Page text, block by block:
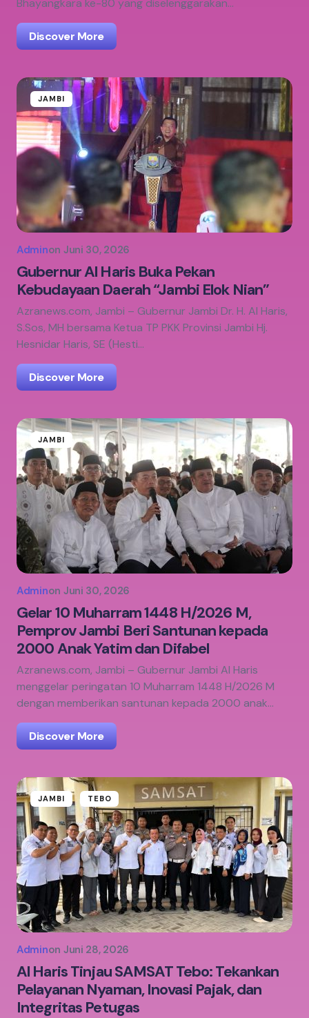
Bhayangkara ke-80 yang diselenggarakan…
Discover More
JAMBI
Adminon Juni 30, 2026
Gubernur Al Haris Buka Pekan
Kebudayaan Daerah “Jambi Elok Nian”
Azranews.com, Jambi – Gubernur Jambi Dr. H. Al Haris,
S.Sos, MH bersama Ketua TP PKK Provinsi Jambi Hj.
Hesnidar Haris, SE (Hesti…
Discover More
JAMBI
Adminon Juni 30, 2026
Gelar 10 Muharram 1448 H/2026 M,
Pemprov Jambi Beri Santunan kepada
2000 Anak Yatim dan Difabel
Azranews.com, Jambi – Gubernur Jambi Al Haris
menggelar peringatan 10 Muharram 1448 H/2026 M
dengan memberikan santunan kepada 2000 anak…
Discover More
JAMBI TEBO
Adminon Juni 28, 2026
Al Haris Tinjau SAMSAT Tebo: Tekankan
Pelayanan Nyaman, Inovasi Pajak, dan
Integritas Petugas